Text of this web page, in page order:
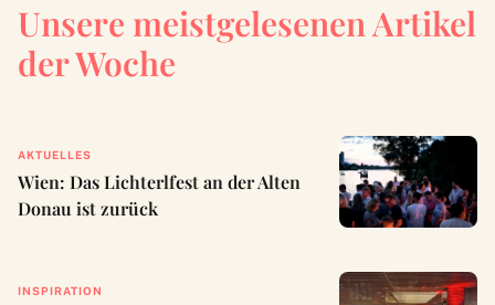
Unsere meistgelesenen Artikel
der Woche
AKTUELLES
Wien: Das Lichterlfest an der Alten
Donau ist zurück
INSPIRATION